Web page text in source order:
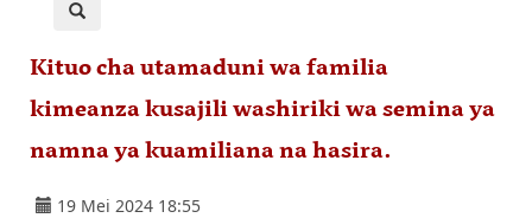
Kituo cha utamaduni wa familia
kimeanza kusajili washiriki wa semina ya
namna ya kuamiliana na hasira.
19 Mei 2024 18:55